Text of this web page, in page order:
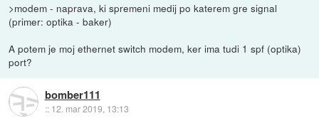
>modem - naprava, ki spremeni medij po katerem gre signal
(primer: optika - baker)
A potem je moj ethernet switch modem, ker ima tudi 1 spf (optika)
port?
bomber111
:: 12. mar 2019, 13:13